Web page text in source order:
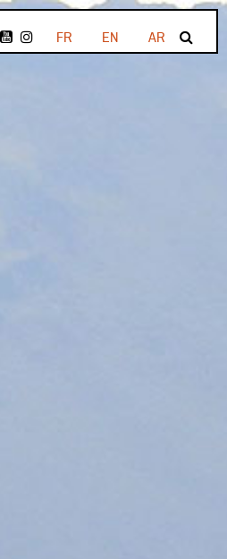
FR EN AR